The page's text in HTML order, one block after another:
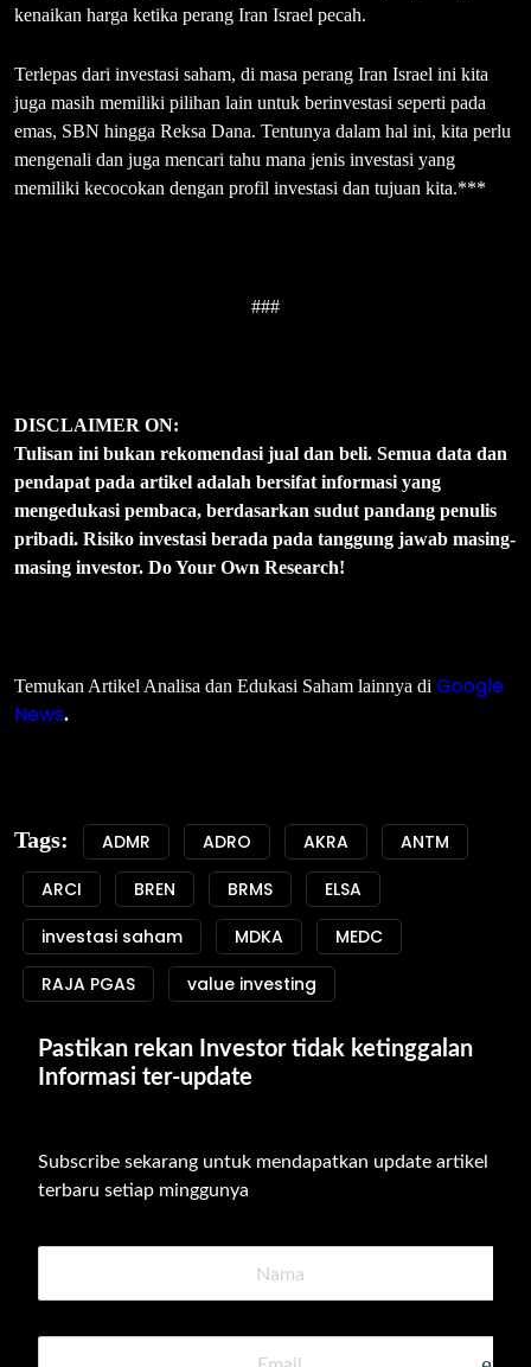
kenaikan harga ketika perang Iran Israel pecah.
Terlepas dari investasi saham, di masa perang Iran Israel ini kita
juga masih memiliki pilihan lain untuk berinvestasi seperti pada
emas, SBN hingga Reksa Dana. Tentunya dalam hal ini, kita perlu
mengenali dan juga mencari tahu mana jenis investasi yang
memiliki kecocokan dengan profil investasi dan tujuan kita.***
###
DISCLAIMER ON:
Tulisan ini bukan rekomendasi jual dan beli. Semua data dan
pendapat pada artikel adalah bersifat informasi yang
mengedukasi pembaca, berdasarkan sudut pandang penulis
pribadi. Risiko investasi berada pada tanggung jawab masing-
masing investor. Do Your Own Research!
Temukan Artikel Analisa dan Edukasi Saham lainnya di Google
News.
Tags: ADMR ADRO AKRA
ANTM
ARCI
BREN BRMS
ELSA
investasi saham
MDKA
MEDC
RAJA PGAS
value investing
Pastikan rekan Investor tidak ketinggalan
Informasi ter-update
Subscribe sekarang untuk mendapatkan update artikel
terbaru setiap minggunya